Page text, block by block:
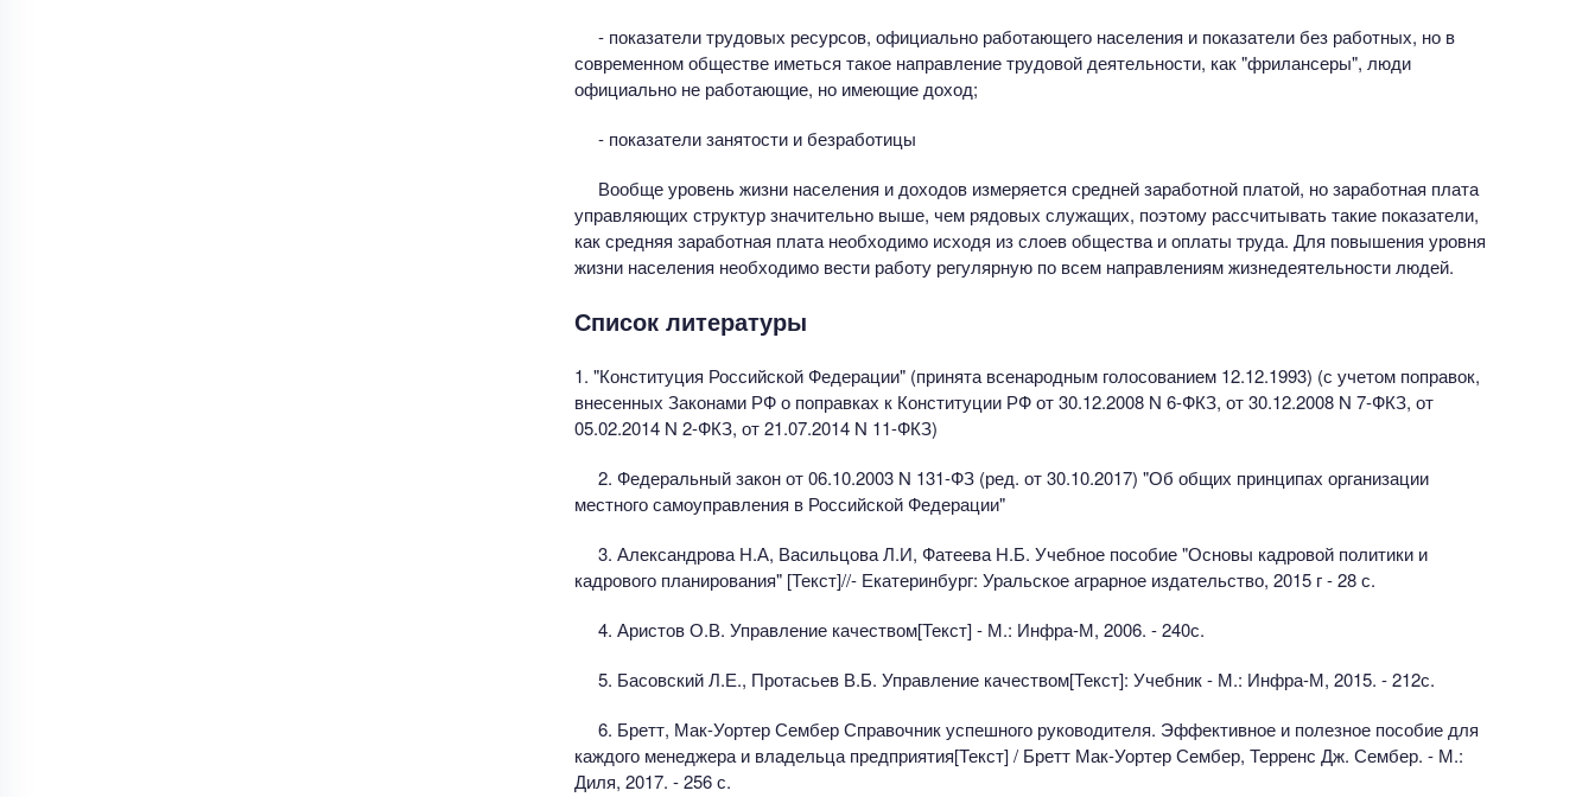
- показатели трудовых ресурсов, официально работающего населения и показатели без работных, но в
современном обществе иметься такое направление трудовой деятельности, как "фрилансеры", люди
официально не работающие, но имеющие доход;
- показатели занятости и безработицы
Вообще уровень жизни населения и доходов измеряется средней заработной платой, но заработная плата
управляющих структур значительно выше, чем рядовых служащих, поэтому рассчитывать такие показатели,
как средняя заработная плата необходимо исходя из слоев общества и оплаты труда. Для повышения уровня
жизни населения необходимо вести работу регулярную по всем направлениям жизнедеятельности людей.
Список литературы
1. "Конституция Российской Федерации" (принята всенародным голосованием 12.12.1993) (с учетом поправок,
внесенных Законами РФ о поправках к Конституции РФ от 30.12.2008 N 6-ФКЗ, от 30.12.2008 N 7-ФКЗ, от
05.02.2014 N 2-ФКЗ, от 21.07.2014 N 11-ФКЗ)
2. Федеральный закон от 06.10.2003 N 131-ФЗ (ред. от 30.10.2017) "Об общих принципах организации
местного самоуправления в Российской Федерации"
3. Александрова Н.А, Васильцова Л.И, Фатеева Н.Б. Учебное пособие "Основы кадровой политики и
кадрового планирования" [Текст]//- Екатеринбург: Уральское аграрное издательство, 2015 г - 28 с.
4. Аристов О.В. Управление качеством[Текст] - М.: Инфра-М, 2006. - 240с.
5. Басовский Л.Е., Протасьев В.Б. Управление качеством[Текст]: Учебник - М.: Инфра-М, 2015. - 212с.
6. Бретт, Мак-Уортер Сембер Справочник успешного руководителя. Эффективное и полезное пособие для
каждого менеджера и владельца предприятия[Текст] / Бретт Мак-Уортер Сембер, Терренс Дж. Сембер. - М.:
Диля, 2017. - 256 с.